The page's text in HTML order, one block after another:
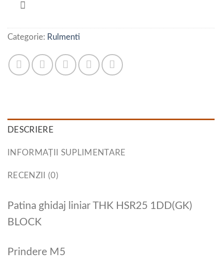
Categorie: Rulmenti
DESCRIERE
INFORMAȚII SUPLIMENTARE
RECENZII (0)
Patina ghidaj liniar THK HSR25 1DD(GK)
BLOCK
Prindere M5